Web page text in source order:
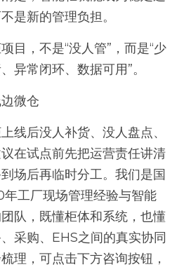
是新的管理负担。
目，不是“没人管”，而是“少
异常闭环、数据可用”。
微仓
线后没人补货、没人盘点、
在试点前先把运营责任讲清
场后再临时分工。我们是国
工厂现场管理经验与智能
队，既懂柜体和系统，也懂
采购、EHS之间的真实协同
理，可点击下方咨询按钮，